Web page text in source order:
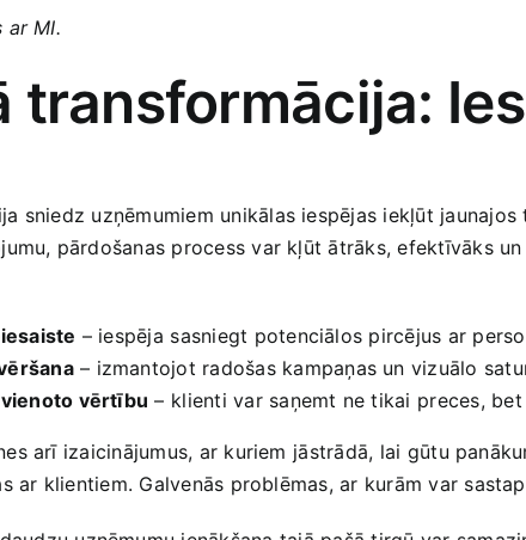
ar ‌MI.
transformācija:
sniedz uzņēmumiem unikālas iespējas iekļūt
pārdošanas process var kļūt ātrāks, efektīvāks
– iespēja ⁢sasniegt potenciālos pircējus ar
– izmantojot radošas kampaņas‍ un vizuālo
‌vērtību – ⁣klienti var​ saņemt ‌ne tikai⁢ preces,
arī izaicinājumus, ar kuriem ⁢jāstrādā,⁣ lai gūtu
ar‍ klientiem. Galvenās ‌problēmas, ‌ar kurām var